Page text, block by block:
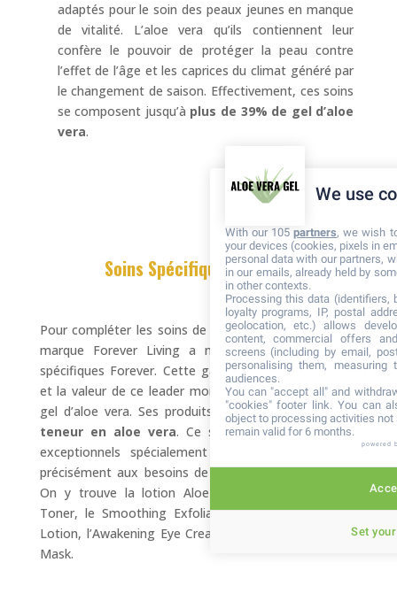
adaptés pour le soin des peaux jeunes en manque
de vitalité. L’aloe vera qu’ils contiennent leur
confère le pouvoir de protéger la peau contre
l’effet de l’âge et les caprices du climat généré par
le changement de saison. Effectivement, ces soins
se composent jusqu’à plus de 39% de gel d’aloe
vera.
Soins Spécifiques Forever
Pour compléter les soins de visage déjà existants, la
marque Forever Living a mis au point des Soins
spécifiques Forever. Cette gamme incarne l’ambition
et la valeur de ce leader mondial de la production de
gel d’aloe vera. Ses produits contiennent uneforte
teneur en aloe vera. Ce sont en effet des soins
exceptionnels spécialement conçus pour répondre
précisément aux besoins de tous les types de peau.
On y trouve la lotion Aloe Activator, le Balancing
Toner, le Smoothing Exfoliator, le Protecting Daily
Lotion, l’Awakening Eye Cream et l’Aloe Bio-cellulose
Mask.
We use
With our 105partners, we wish
your devices (cookies, pixels in
personal data with our partners,
in our emails, already held by
in other contexts.
Processing this data (identifiers,
loyalty programs, IP, postal
geolocation, etc.) allows
content, commercial offers
screens (including by email,
personalising them, measuring
audiences.
You can "accept all" and
"cookies" footer link. You can
object to processing activities
remain valid for 6 months.
powered
Set